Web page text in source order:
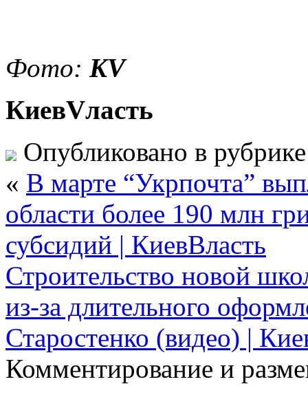
Фото: KV
КиевVласть
Опубликовано в
« В марте “Укрпочта”
области более 190 млн
субсидий | КиевВласть
Строительство новой
из-за длительного
Старостенко (видео) |
Комментирование и